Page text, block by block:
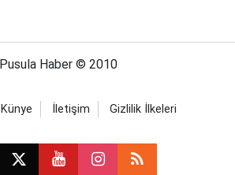
Pusula Haber © 2010
Künye İletişim Gizlilik İlkeleri